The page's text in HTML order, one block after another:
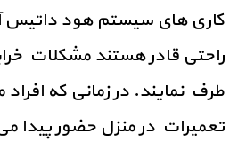
کاری های سیستم هود داتیس
راحتی قادر هستند مشکلات
طرف نمایند. در زمانی که
تعمیرات در منزل حضور پیدا